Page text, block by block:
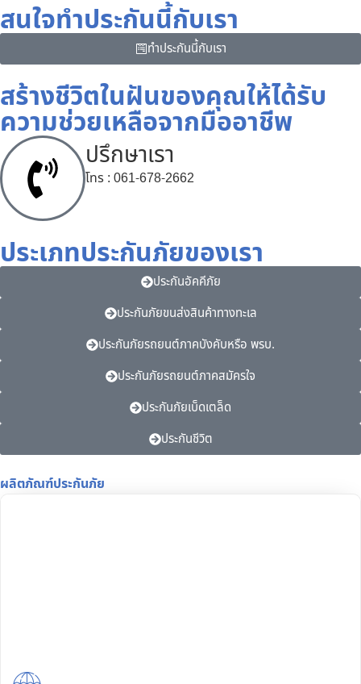
สนใจทําประกันนี้กับเรา
ทําประกันนี้กับเรา
สร้างชีวิตในฝันของคุณให้ได้รับ
ความช่วยเหลือจากมืออาชีพ
ปรึกษาเรา
โทร : 061-678-2662
ประเภทประกันภัยของเรา
ประกันอัคคีภัย
ประกันภัยขนส่งสินค้าทางทะเล
ประกันภัยรถยนต์ภาคบังคับหรือ พรบ.
ประกันภัยรถยนต์ภาคสมัครใจ
ประกันภัยเบ็ดเตล็ด
ประกันชีวิต
ผลิตภัณฑ์ประกันภัย